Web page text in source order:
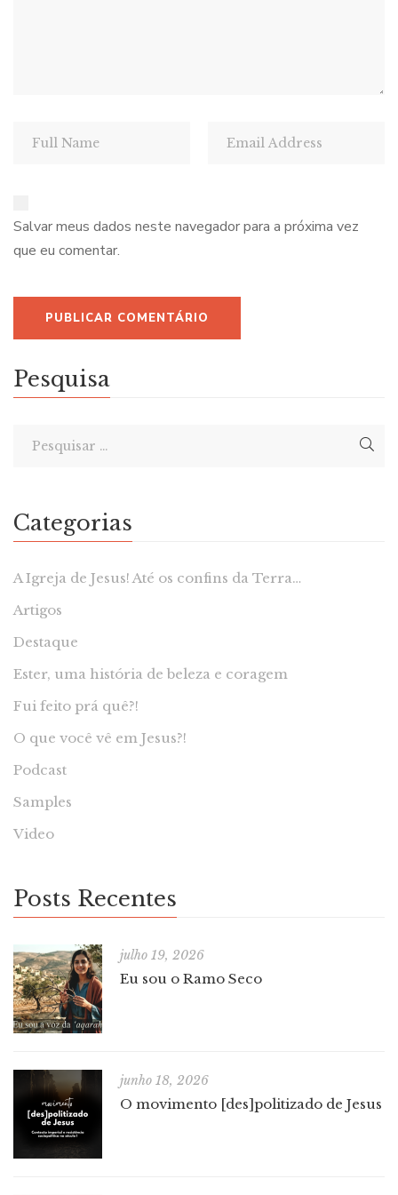
Salvar meus dados neste navegador para a próxima vez
que eu comentar.
Pesquisa
Categorias
A Igreja de Jesus! Até os confins da Terra…
Artigos
Destaque
Ester, uma história de beleza e coragem
Fui feito prá quê?!
O que você vê em Jesus?!
Podcast
Samples
Video
Posts Recentes
julho 19, 2026
Eu sou o Ramo Seco
junho 18, 2026
O movimento [des]politizado de Jesus